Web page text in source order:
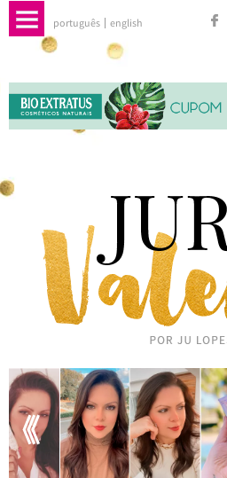
português english